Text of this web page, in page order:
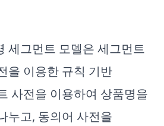
세그먼트 모델은 세그먼트
을 이용한 규칙 기반
사전을 이용하여 상품명을
누고, 동의어 사전을